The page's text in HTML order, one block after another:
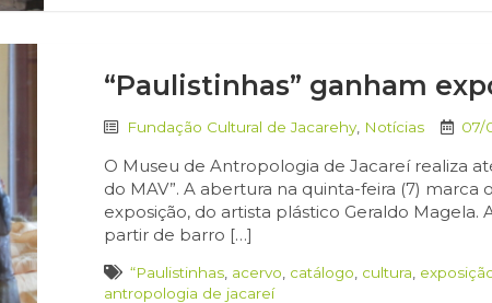
“Paulistinhas” ganham
Fundação Cultural de Jacarehy Notícias 07/
O Museu de Antropologia de Jacareí realiza
do MAV”. A abertura na quinta-feira (7)
exposição, do artista plástico Geraldo Magela.
partir de barro […]
“Paulistinhas acervo catálogo cultura
antropologia de jacareí